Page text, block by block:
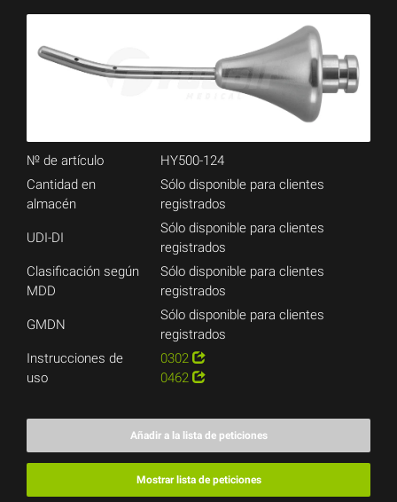
№ de artículo
HY500-124
Cantidad en
almacén
Sólo disponible para clientes
registrados
UDI-DI
Sólo disponible para clientes
registrados
Clasificación según
MDD
Sólo disponible para clientes
registrados
GMDN
Sólo disponible para clientes
registrados
Instrucciones de
uso
0302
0462
Añadir a la lista de peticiones
Mostrar lista de peticiones